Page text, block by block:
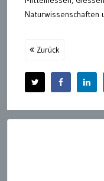
Naturwissenschaften
Zurück